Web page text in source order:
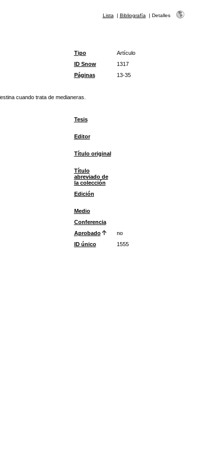
Lista | Bibliografía | Detalles
Tipo
Artículo
ID Snow
1317
Páginas
13-35
cuando trata de medianeras.
Tesis
Editor
Título original
Título
abreviado de
la colección
Edición
Medio
Conferencia
Aprobado
no
ID único
1555